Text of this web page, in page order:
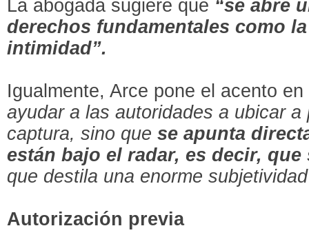
La abogada sugiere que “se abre
derechos fundamentales como
intimidad”.
Igualmente, Arce pone el acento
ayudar a las autoridades a ubicar
captura, sino quese apunta
están bajo el radar, es decir,
que destila una enorme
Autorización previa